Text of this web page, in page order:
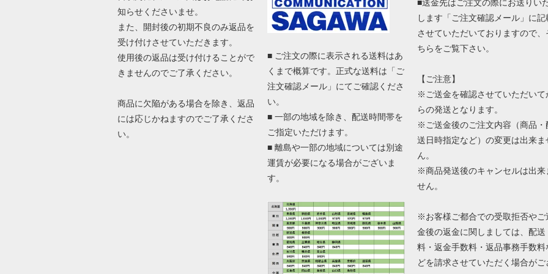
知らせくださいませ。
また、開封後の初期不良のみ返品を
受け付けさせていただきます。
使用後の返品は受け付けることがで
きませんのでご了承ください。
商品に欠陥がある場合を除き、返品
には応じかねますのでご了承くださ
い。
■ ご注文の際に表示される送料はあ
くまで概算です。正式な送料は「ご
注文確認メール」にてご確認くださ
い。
■ 一部の地域を除き、配送時間帯を
ご指定いただけます。
■ 離島や一部の地域については別途
運賃が必要になる場合がございま
す。
■送金先はご注文の際にお送りい
します「ご注文確認メール」に記
させていただいておりますので、
ちらをご覧下さい。
【ご注意】
※ご送金を確認させていただいて
らの発送となります。
※ご送金後のご注文内容（商品・
送日時指定など）の変更は出来ま
ん。
※商品発送後のキャンセルは出来
せん。
※お客様ご都合での受取拒否やご
金後の返金に関しましては、配送
料・返金手数料・返品事務手数料
どを請求させていただく場合がご